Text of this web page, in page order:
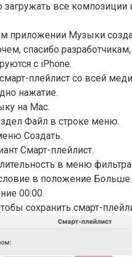
все композиции
приложении Музыки
спасибо
с iPhone.
плейлист со всей
нажатие.
на Mac.
Файл в строке меню.
Создать.
Смарт-плейлист.
в меню фильтра.
в положение Больше.
00:00.
сохранить смарт-